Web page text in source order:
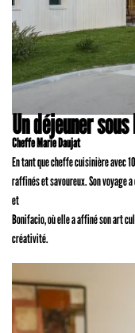
Un déjeuner
Cheffe Marie Daujat
En tant que cheffe cuisinière avec
raffinés et savoureux. Son voyage a
et
Bonifacio, où elle a affiné son art
créativité.